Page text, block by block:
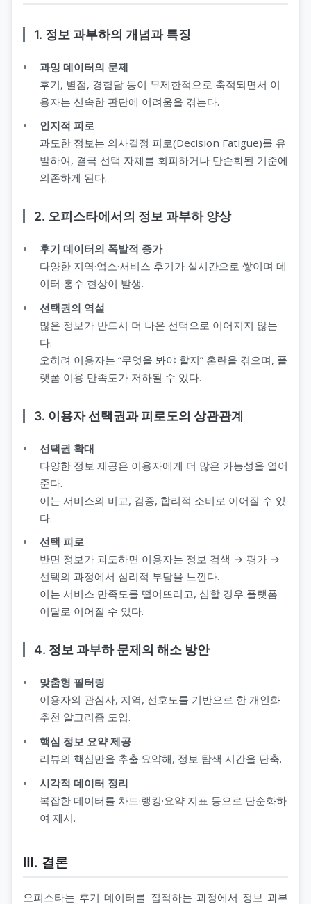
1. 정보 과부하의 개념과 특징
과잉 데이터의 문제
후기, 별점, 경험담 등이 무제한적으로 축적되면서 이
용자는 신속한 판단에 어려움을 겪는다.
인지적 피로
과도한 정보는 의사결정 피로(Decision Fatigue)를 유
발하여, 결국 선택 자체를 회피하거나 단순화된 기준에
의존하게 된다.
2. 오피스타에서의 정보 과부하 양상
후기 데이터의 폭발적 증가
다양한 지역·업소·서비스 후기가 실시간으로 쌓이며 데
이터 홍수 현상이 발생.
선택권의 역설
많은 정보가 반드시 더 나은 선택으로 이어지지 않는
다.
오히려 이용자는 “무엇을 봐야 할지” 혼란을 겪으며, 플
랫폼 이용 만족도가 저하될 수 있다.
3. 이용자 선택권과 피로도의 상관관계
선택권 확대
다양한 정보 제공은 이용자에게 더 많은 가능성을 열어
준다.
이는 서비스의 비교, 검증, 합리적 소비로 이어질 수 있
다.
선택 피로
반면 정보가 과도하면 이용자는 정보 검색 → 평가 →
선택의 과정에서 심리적 부담을 느낀다.
이는 서비스 만족도를 떨어뜨리고, 심할 경우 플랫폼
이탈로 이어질 수 있다.
4. 정보 과부하 문제의 해소 방안
맞춤형 필터링
이용자의 관심사, 지역, 선호도를 기반으로 한 개인화
추천 알고리즘 도입.
핵심 정보 요약 제공
리뷰의 핵심만을 추출·요약해, 정보 탐색 시간을 단축.
시각적 데이터 정리
복잡한 데이터를 차트·랭킹·요약 지표 등으로 단순화하
여 제시.
Ⅲ. 결론
오피스타는 후기 데이터를 집적하는 과정에서 정보 과부